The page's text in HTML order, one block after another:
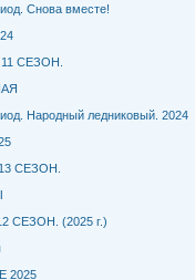
Снова вместе!
СЕЗОН.
Народный ледниковый. 2024
СЕЗОН.
СЕЗОН. (2025 г.)
2025